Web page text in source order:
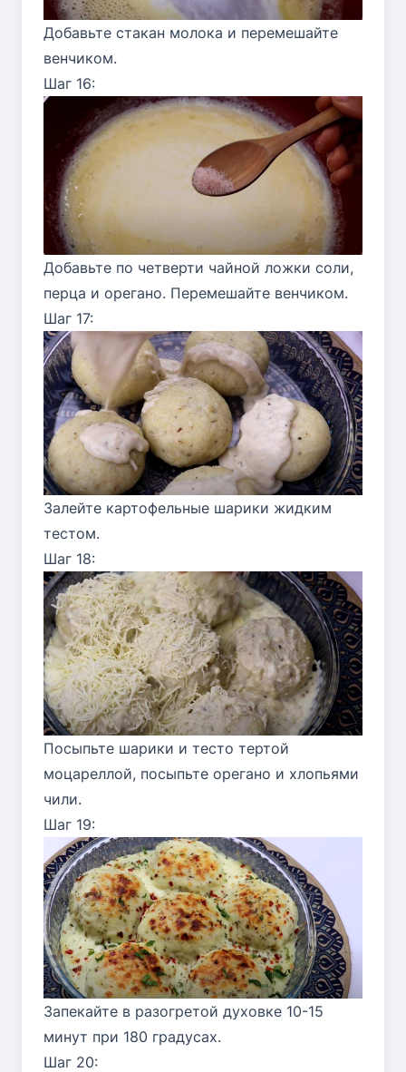
Добавьте стакан молока и перемешайте
венчиком.
Шаг 16:
Добавьте по четверти чайной ложки соли,
перца и орегано. Перемешайте венчиком.
Шаг 17:
Залейте картофельные шарики жидким
тестом.
Шаг 18:
Посыпьте шарики и тесто тертой
моцареллой, посыпьте орегано и хлопьями
чили.
Шаг 19:
Запекайте в разогретой духовке 10-15
минут при 180 градусах.
Шаг 20: